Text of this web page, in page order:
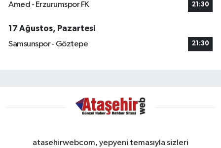
Amed - Erzurumspor FK 21:30
17 Ağustos, Pazartesi
Samsunspor - Göztepe
21:30
atasehirwebcom, yepyeni temasıyla sizleri